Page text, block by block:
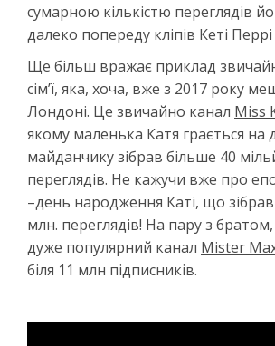
сумарною кількістю переглядів
далеко попереду кліпів Кеті
Ще більш вражає приклад
сім’ї, яка, хоча, вже з 2017 року
Лондоні. Це звичайно канал Miss
якому маленька Катя грається на
майданчику зібрав більше 40
переглядів. Не кажучи вже про
–день народження Каті, що
млн. переглядів! На пару з
дуже популярний канал Mister
біля 11 млн підписників.